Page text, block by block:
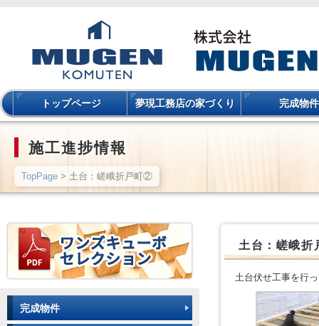
トップページ 夢現工務店の家づくり 完成物件
施工進捗情報
TopPage > 土台：嵯峨折戸町②
土台：嵯峨
土台伏せ工事を行
完成物件